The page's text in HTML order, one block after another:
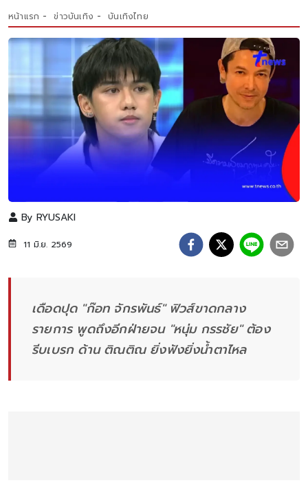
หน้าแรก ข่าวบันเทิง บันเทิงไทย
By RYUSAKI
11 มิ.ย. 2569
เดือดปุด "ก๊อท จักรพันธ์" ฟิวส์ขาดกลาง
รายการ พูดถึงอีกฝ่ายจน "หนุ่ม กรรชัย" ต้อง
รีบเบรก ด้าน ติณติณ ยิ่งฟังยิ่งน้ำตาไหล